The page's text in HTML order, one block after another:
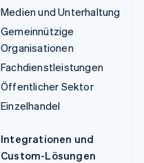
Medien und Unterhaltung
Gemeinnützige
Organisationen
Fachdienstleistungen
Öffentlicher Sektor
Einzelhandel
Integrationen und
Custom-Lösungen